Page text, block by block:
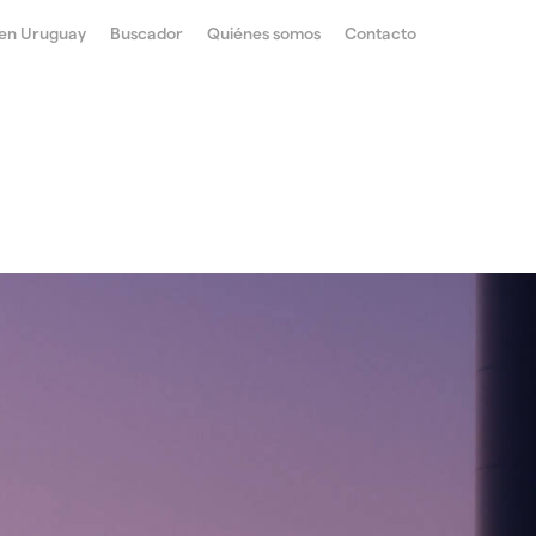
Uruguay Buscador Quiénes somos Contacto